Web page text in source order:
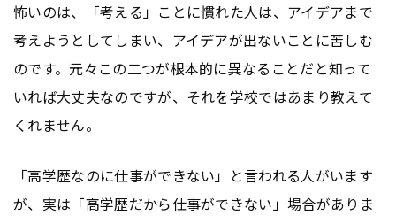
怖いのは、「考える」ことに慣れた人は、アイデアまで
考えようとしてしまい、アイデアが出ないことに苦しむ
のです。元々この二つが根本的に異なることだと知って
いれば大丈夫なのですが、それを学校ではあまり教えて
くれません。
「高学歴なのに仕事ができない」と言われる人がいます
が、実は「高学歴だから仕事ができない」場合がありま